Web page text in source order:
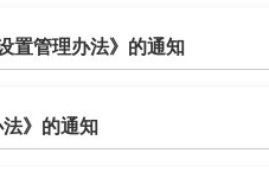
置管理办法》的通知
》的通知